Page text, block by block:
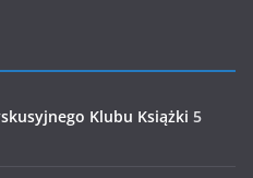
Klubu Książki 5